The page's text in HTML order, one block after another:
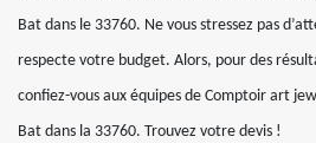
Bat dans le 33760. Ne vous stressez pas
respecte votre budget. Alors, pour des
confiez-vous aux équipes de Comptoir art
Bat dans la 33760. Trouvez votre devis !